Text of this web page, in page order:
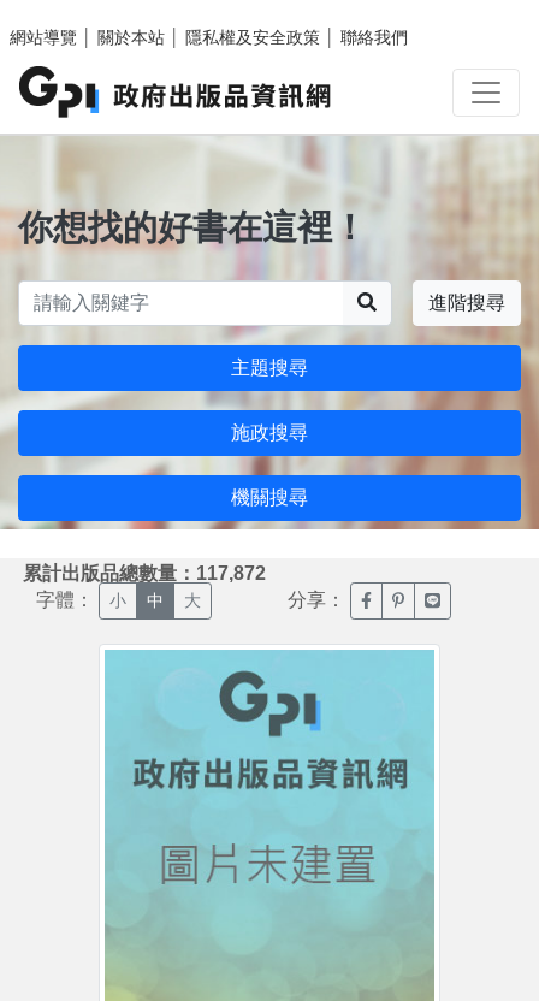
網站導覽
關於本站 隱私權及安全政策 聯絡我們
你想找的好書在這裡！
進階搜尋
主題搜尋
施政搜尋
機關搜尋
累計出版品總數量：117,872
字體： 小 中 大 分享： 臉書分享(另開新視窗)
噗浪分享(另開新
Line分享(另